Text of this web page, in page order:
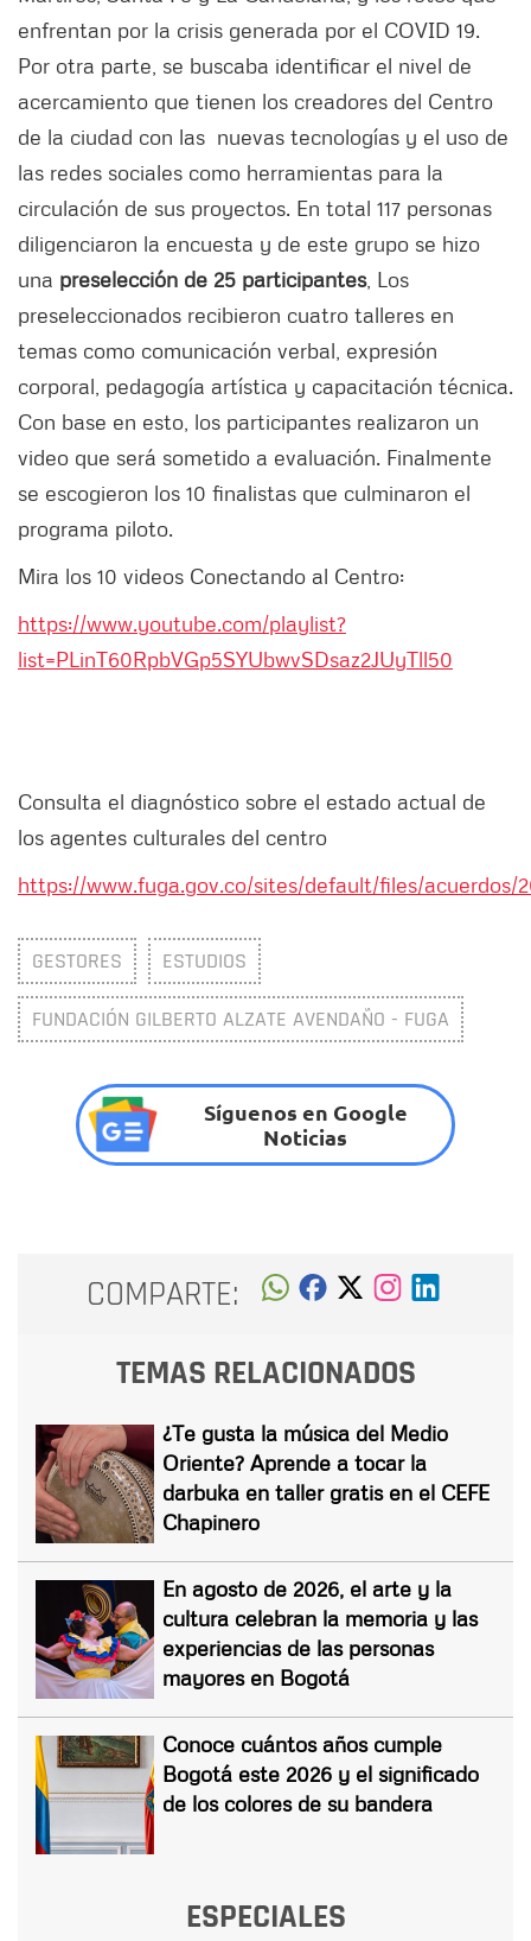
enfrentan por la crisis generada por el COVID 19.
Por otra parte, se buscaba identificar el nivel de
acercamiento que tienen los creadores del Centro
de la ciudad con las nuevas tecnologías y el uso de
las redes sociales como herramientas para la
circulación de sus proyectos. En total 117 personas
diligenciaron la encuesta y de este grupo se hizo
una preselección de 25 participantes, Los
preseleccionados recibieron cuatro talleres en
temas como comunicación verbal, expresión
corporal, pedagogía artística y capacitación técnica.
Con base en esto, los participantes realizaron un
video que será sometido a evaluación. Finalmente
se escogieron los 10 finalistas que culminaron el
programa piloto.
Mira los 10 videos Conectando al Centro:
https://www.youtube.com/playlist?
list=PLinT60RpbVGp5SYUbwvSDsaz2JUyTll50
Consulta el diagnóstico sobre el estado actual de
los agentes culturales del centro
https://www.fuga.gov.co/sites/default/files/
GESTORES ESTUDIOS
FUNDACIÓN GILBERTO ALZATE AVENDAÑO - FUGA
Síguenos en Google
Noticias
COMPARTE:
TEMAS RELACIONADOS
¿Te gusta la música del Medio
Oriente? Aprende a tocar la
darbuka en taller gratis en el CEFE
Chapinero
En agosto de 2026, el arte y la
cultura celebran la memoria y las
experiencias de las personas
mayores en Bogotá
Conoce cuántos años cumple
Bogotá este 2026 y el significado
de los colores de su bandera
ESPECIALES